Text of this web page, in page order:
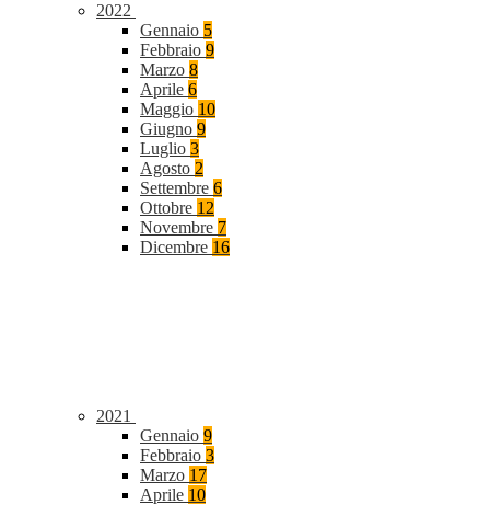
2022
Gennaio 5
Febbraio 9
Marzo 8
Aprile 6
Maggio 10
Giugno 9
Luglio 3
Agosto 2
Settembre 6
Ottobre 12
Novembre 7
Dicembre 16
2021
Gennaio 9
Febbraio 3
Marzo 17
Aprile 10